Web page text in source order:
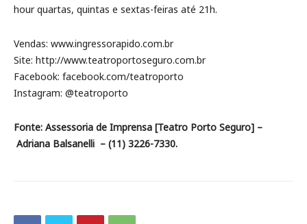
hour quartas, quintas e sextas-feiras até 21h.
Vendas: www.ingressorapido.com.br
Site: http://www.teatroportoseguro.com.br
Facebook: facebook.com/teatroporto
Instagram: @teatroporto
Fonte: Assessoria de Imprensa [Teatro Porto Seguro] –
Adriana Balsanelli – (11) 3226-7330.